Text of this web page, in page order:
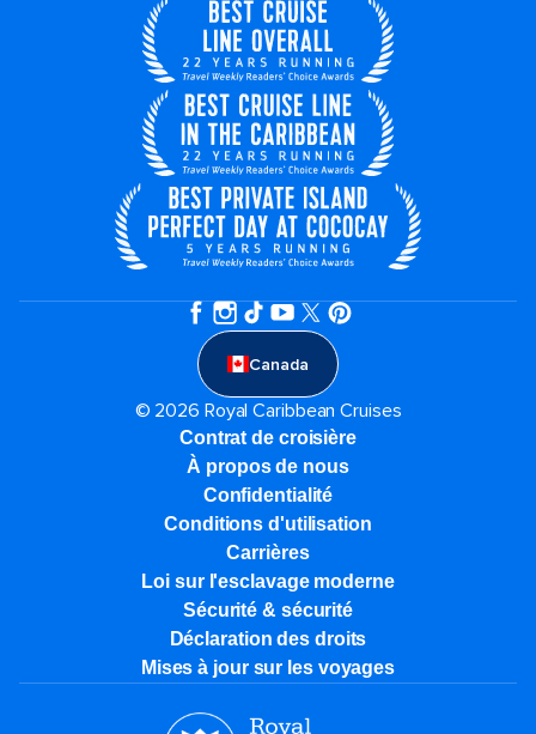
Canada
© 2026 Royal Caribbean Cruises
Contrat de croisière
À propos de nous
Confidentialité
Conditions d'utilisation
Carrières
Loi sur l'esclavage moderne
Sécurité & sécurité
Déclaration des droits
Mises à jour sur les voyages